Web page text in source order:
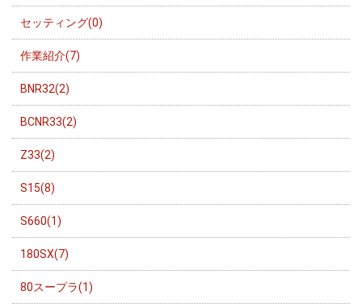
セッティング(0)
作業紹介(7)
BNR32(2)
BCNR33(2)
Z33(2)
S15(8)
S660(1)
180SX(7)
80スープラ(1)